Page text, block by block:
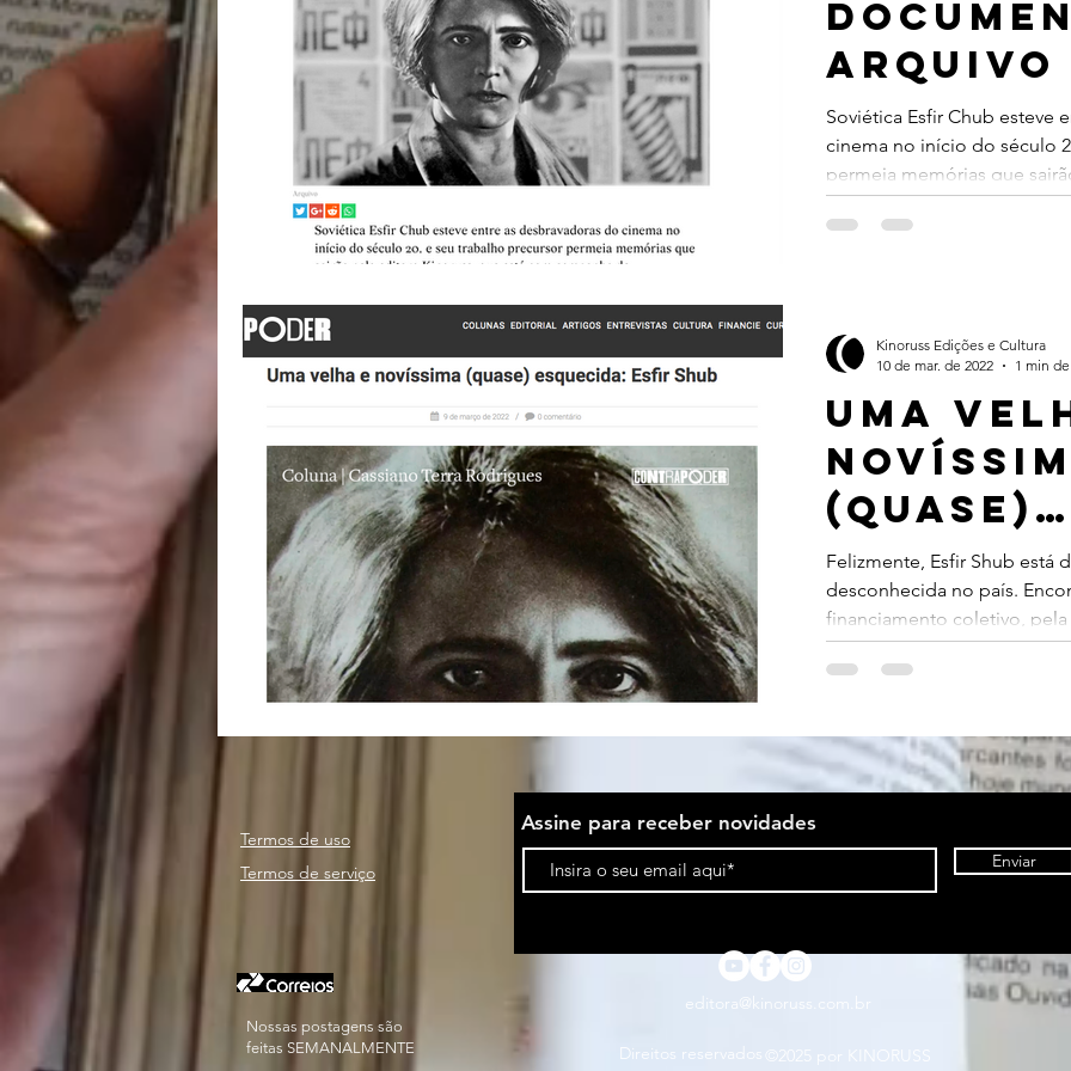
nacionalismo autonomia dos povos Dovjenkoarquivo
Brasil
Soviética Esfir Chub esteve
cinema no início do século
permeia memórias que
Uma
(quase)
chub
Felizmente, Esfir Shub está
desconhecida no país.
financiamento coletivo, pela
Kinoruss Edições e Cultura
10 de mar. de 2022
1 min
Termos de uso
Termos de serviço
Nossas postagens são
feitas SEMANALMENTE
Assine para receber novidades
Enviar
editora@kinoruss.com.br
Direitos reservados ©2025 por KINORUSS